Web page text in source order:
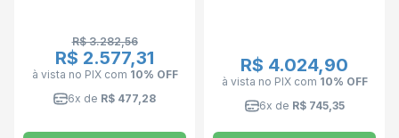
R$ 3.282,56
R$ 2.577,31
à vista no PIX com 10% OFF
6x de R$ 477,28
R$ 4.024,90
à vista no PIX com 10% OFF
6x de R$ 745,35